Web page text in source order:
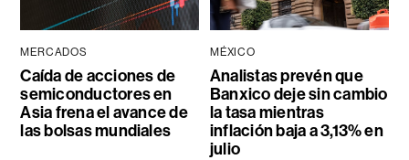
MERCADOS
Caída de acciones de
semiconductores en
Asia frena el avance de
las bolsas mundiales
MÉXICO
Analistas prevén que
Banxico deje sin cambio
la tasa mientras
inflación baja a 3,13% en
julio